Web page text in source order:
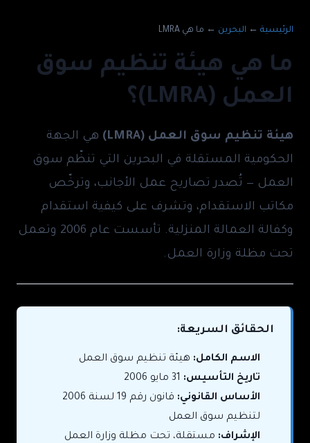
الرئيسية ← البحرين ← ما هي LMRA
ما هي هيئة تنظيم سوق
العمل (LMRA)؟
هيئة تنظيم سوق العمل (LMRA)
هي الجهة
الحكومية المستقلة في البحرين التي تنظّم سوق
العمل — تُصدر تصاريح عمل الأجانب، وترخّص
مكاتب الاستقدام، وتشرف على كيفية استقدام
وكفالة العمالة المنزلية. تأسست عام 2006 وتعمل
تحت مظلة وزارة العمل.
الحقائق السريعة:
الاسم الكامل: هيئة تنظيم سوق العمل
تاريخ التأسيس:
الأساس القانوني:
قانون رقم 19 لسنة 2006
لتنظيم سوق العمل
الإشراف: مستقلة، تحت مظلة وزارة العمل